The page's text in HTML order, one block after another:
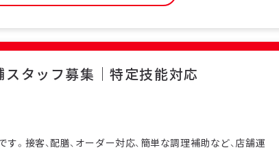
雇用形態で、長期的なキャリア形成が可能です。シフト制勤
タッフ募集｜特定技能対応
。接客、配膳、オーダー対応、簡単な調理補助など、店舗運